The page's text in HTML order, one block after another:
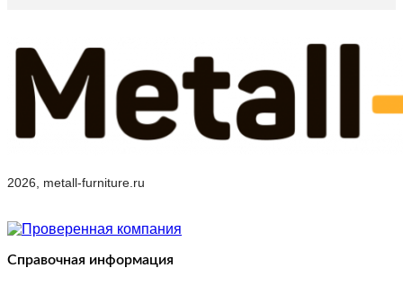
2026, metall-furniture.ru
Справочная информация